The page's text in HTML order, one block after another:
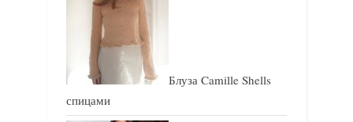
Блуза Camille Shells
спицами